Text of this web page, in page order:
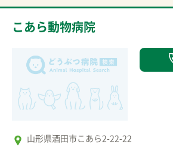
こあら動物病院
山形県酒田市こあら2-22-22